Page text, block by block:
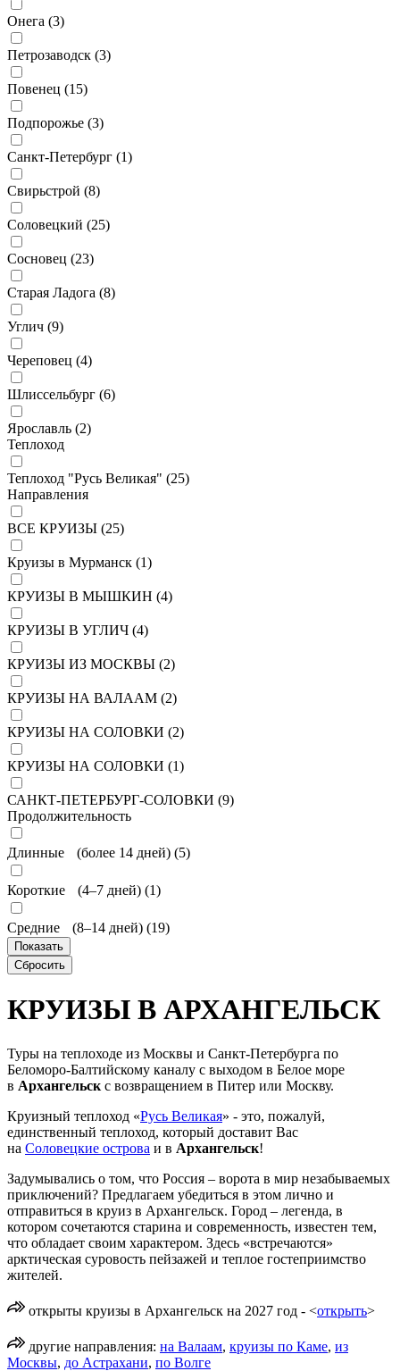
Онега (3)
Петрозаводск (3)
Повенец (15)
Подпорожье (3)
Санкт-Петербург (1)
Свирьстрой (8)
Соловецкий (25)
Сосновец (23)
Старая Ладога (8)
Углич (9)
Череповец (4)
Шлиссельбург (6)
Ярославль (2)
Теплоход
Теплоход "Русь Великая" (25)
Направления
ВСЕ КРУИЗЫ (25)
Круизы в Мурманск (1)
КРУИЗЫ В МЫШКИН (4)
КРУИЗЫ В УГЛИЧ (4)
КРУИЗЫ ИЗ МОСКВЫ (2)
КРУИЗЫ НА ВАЛААМ (2)
КРУИЗЫ НА СОЛОВКИ (2)
КРУИЗЫ НА СОЛОВКИ (1)
САНКТ-ПЕТЕРБУРГ-СОЛОВКИ (9)
Продолжительность
Длинные (более 14 дней) (5)
Короткие (4–7 дней) (1)
Средние (8–14 дней) (19)
КРУИЗЫ В АРХАНГЕЛЬСК
Туры на теплоходе из Москвы и Санкт-Петербурга по
Беломоро-Балтийскому каналу с выходом в Белое море
в Архангельск с возвращением в Питер или Москву.
Круизный теплоход «Русь Великая» - это, пожалуй,
единственный теплоход, который доставит Вас
на Соловецкие острова и в Архангельск!
Задумывались о том, что Россия – ворота в мир незабываемых
приключений? Предлагаем убедиться в этом лично и
отправиться в круиз в Архангельск. Город – легенда, в
котором сочетаются старина и современность, известен тем,
что обладает своим характером. Здесь «встречаются»
арктическая суровость пейзажей и теплое гостеприимство
жителей.
открыты круизы в Архангельск на 2027 год - <открыть>
другие направления: на Валаам, круизы по Каме, из
Москвы, до Астрахани, по Волге